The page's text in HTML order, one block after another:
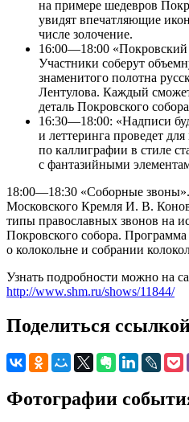
на примере шедевров
увидят впечатляющие
числе золочение.
16:00—18:00 «Покровский
Участники соберут
знаменитого полотна
Лентулова. Каждый
деталь Покровского
16:30—18:00: «Надписи
и леттеринга проведет
по каллиграфии в стиле
с фантазийными
18:00—18:30 «Соборные
Московского Кремля И. В.
типы православных звонов на
Покровского собора. Программа
о колокольне и собрании
Узнать подробности можно на
http://www.shm.ru/shows/11844/
Поделиться
Фотографии